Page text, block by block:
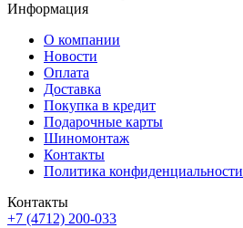
Информация
О компании
Новости
Оплата
Доставка
Покупка в кредит
Подарочные карты
Шиномонтаж
Контакты
Политика конфиденциальности
Контакты
+7 (4712) 200-033